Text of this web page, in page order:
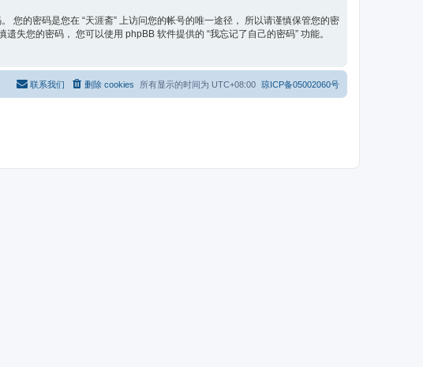
您的密码是您在 “天涯斋” 上访问您的帐号的唯一途径， 所以请谨慎保管您的密
失您的密码， 您可以使用 phpBB 软件提供的 “我忘记了自己的密码” 功能。
琼ICP备05002060号
所有显示的时间为 UTC+08:00
删除 cookies
联系我们